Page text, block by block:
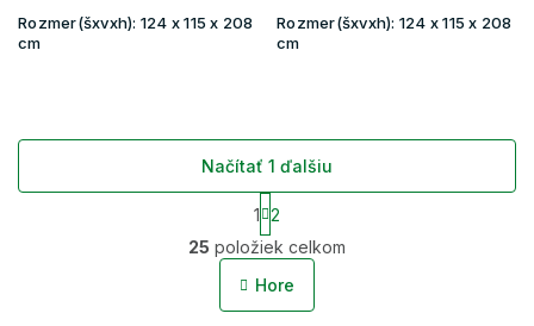
Rozmer(šxvxh): 124 x 115 x 208
cm
Rozmer(šxvxh): 124 x 115 x 208
cm
O
v
l
Načítať 1 ďalšiu
S
t
r
á
n
1 2
25 položiek celkom
Hore